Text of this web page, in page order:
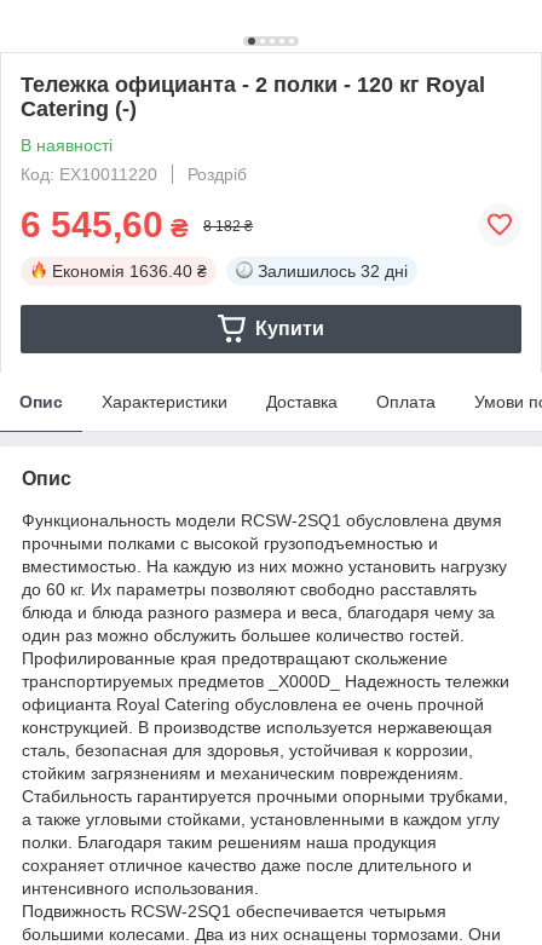
Тележка официанта - 2 полки - 120 кг Royal
Catering (-)
В наявності
Код: EX10011220
Роздріб
6 545,60 ₴ 8 182 ₴
Економія 1636.40 ₴ Залишилось 32 дні
Купити
Опис Характеристики Доставка Оплата Умови
Опис
Функциональность модели RCSW-2SQ1 обусловлена ​​двумя
прочными полками с высокой грузоподъемностью и
вместимостью. На каждую из них можно установить нагрузку
до 60 кг. Их параметры позволяют свободно расставлять
блюда и блюда разного размера и веса, благодаря чему за
один раз можно обслужить большее количество гостей.
Профилированные края предотвращают скольжение
транспортируемых предметов _X000D_ Надежность тележки
официанта Royal Catering обусловлена ​​ее очень прочной
конструкцией. В производстве используется нержавеющая
сталь, безопасная для здоровья, устойчивая к коррозии,
стойким загрязнениям и механическим повреждениям.
Стабильность гарантируется прочными опорными трубками,
а также угловыми стойками, установленными в каждом углу
полки. Благодаря таким решениям наша продукция
сохраняет отличное качество даже после длительного и
интенсивного использования.
Подвижность RCSW-2SQ1 обеспечивается четырьмя
большими колесами. Два из них оснащены тормозами. Они